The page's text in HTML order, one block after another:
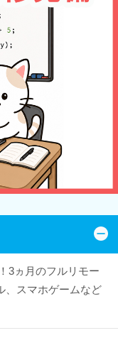
3ヵ月のフルリモー
、スマホゲームなど